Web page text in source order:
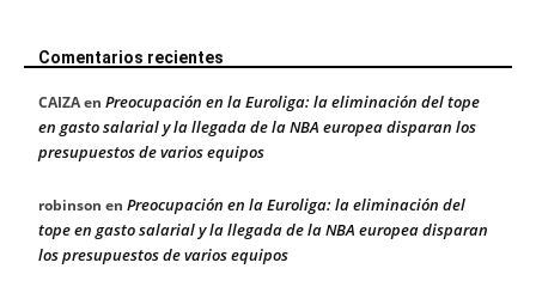
Comentarios recientes
CAIZAen Preocupación en la Euroliga: la eliminación del tope
en gasto salarial y la llegada de la NBA europea disparan los
presupuestos de varios equipos
robinson en Preocupación en la Euroliga: la eliminación del
tope en gasto salarial y la llegada de la NBA europea disparan
los presupuestos de varios equipos